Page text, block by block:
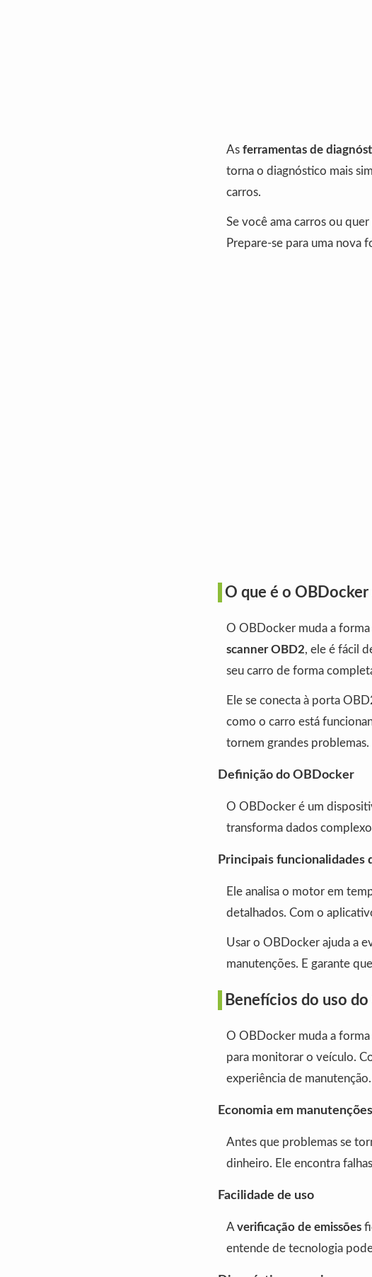
As ferramentas de
torna o diagnóstico mais
carros.
Se você ama carros ou
Prepare-se para uma nova
O que é o
O OBDocker muda a
scanner OBD2, ele é fácil
seu carro de forma
Ele se conecta à porta
como o carro está
tornem grandes problemas.
Definição do OBDocker
O OBDocker é um
transforma dados
Principais funcionalidades
Ele analisa o motor em
detalhados. Com o
Usar o OBDocker ajuda a
manutenções. E garante
Benefícios do uso
O OBDocker muda a forma
para monitorar o veículo.
experiência de manutenção.
Economia em manutenções
Antes que problemas se
dinheiro. Ele encontra
Facilidade de uso
A verificação de emissões
entende de tecnologia